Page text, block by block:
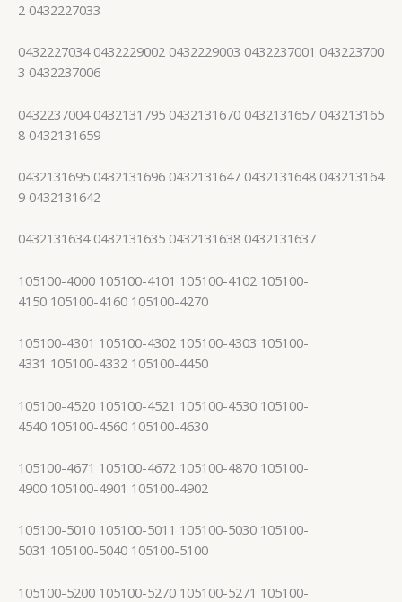
2 0432227033
0432227034 0432229002 0432229003 0432237001 043223700
3 0432237006
0432237004 0432131795 0432131670 0432131657 043213165
8 0432131659
0432131695 0432131696 0432131647 0432131648 043213164
9 0432131642
0432131634 0432131635 0432131638 0432131637
105100-4000 105100-4101 105100-4102 105100-
4150 105100-4160 105100-4270
105100-4301 105100-4302 105100-4303 105100-
4331 105100-4332 105100-4450
105100-4520 105100-4521 105100-4530 105100-
4540 105100-4560 105100-4630
105100-4671 105100-4672 105100-4870 105100-
4900 105100-4901 105100-4902
105100-5010 105100-5011 105100-5030 105100-
5031 105100-5040 105100-5100
105100-5200 105100-5270 105100-5271 105100-